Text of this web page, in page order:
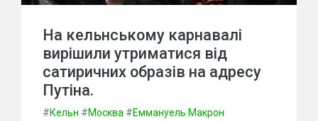
На кельнському карнавалі
вирішили утриматися від
сатиричних образів на адресу
Путіна.
#Кельн #Москва #Еммануель Макрон